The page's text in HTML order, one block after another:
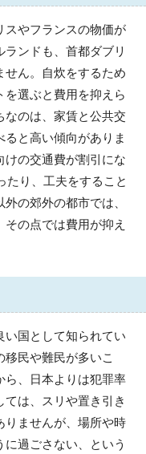
スやフランスの物価が
ンドも、首都ダブリ
せん。自炊をするため
選ぶと費用を抑えら
なのは、家賃と公共交
と高い傾向がありま
けの交通費が割引にな
たり、工夫をすること
の郊外の都市では、
の点では費用が抑え
い国として知られてい
民や難民が多いこ
ら、日本よりは犯罪率
は、スリや置き引き
りませんが、場所や時
過ごさない、という